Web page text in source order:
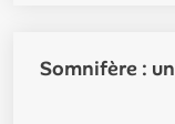
Somnifère :